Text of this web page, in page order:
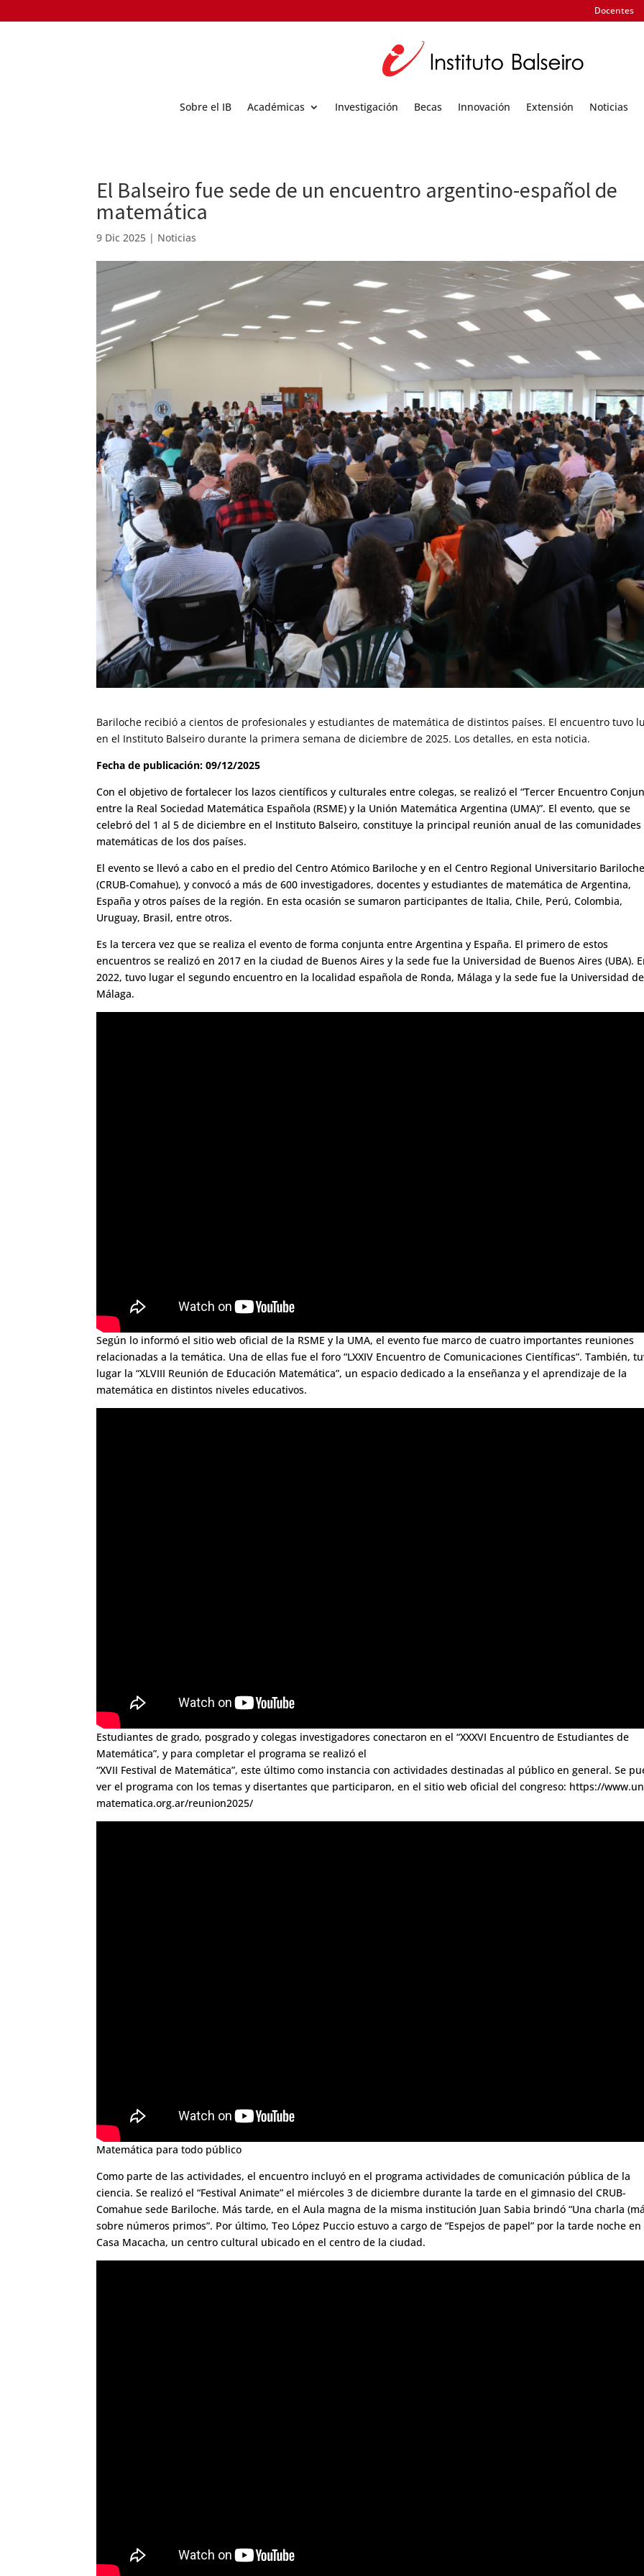
Docentes
Sobre el IB Académicas Investigación Becas Innovación Extensión Noticias
El Balseiro fue sede de un encuentro argentino-español de
matemática
9 Dic 2025 | Noticias
Bariloche recibió a cientos de profesionales y estudiantes de matemática de distintos países. El encuentro tuvo
en el Instituto Balseiro durante la primera semana de diciembre de 2025. Los detalles, en esta noticia.
Fecha de publicación: 09/12/2025
Con el objetivo de fortalecer los lazos científicos y culturales entre colegas, se realizó el “Tercer Encuentro
entre la Real Sociedad Matemática Española (RSME) y la Unión Matemática Argentina (UMA)”. El evento, que se
celebró del 1 al 5 de diciembre en el Instituto Balseiro, constituye la principal reunión anual de las comunidades
matemáticas de los dos países.
El evento se llevó a cabo en el predio del Centro Atómico Bariloche y en el Centro Regional Universitario
(CRUB-Comahue), y convocó a más de 600 investigadores, docentes y estudiantes de matemática de Argentina,
España y otros países de la región. En esta ocasión se sumaron participantes de Italia, Chile, Perú, Colombia,
Uruguay, Brasil, entre otros.
Es la tercera vez que se realiza el evento de forma conjunta entre Argentina y España. El primero de estos
encuentros se realizó en 2017 en la ciudad de Buenos Aires y la sede fue la Universidad de Buenos Aires (UBA).
2022, tuvo lugar el segundo encuentro en la localidad española de Ronda, Málaga y la sede fue la Universidad de
Málaga.
Según lo informó el sitio web oficial de la RSME y la UMA, el evento fue marco de cuatro importantes reuniones
relacionadas a la temática. Una de ellas fue el foro “LXXIV Encuentro de Comunicaciones Científicas”. También,
lugar la “XLVIII Reunión de Educación Matemática”, un espacio dedicado a la enseñanza y el aprendizaje de la
matemática en distintos niveles educativos.
Estudiantes de grado, posgrado y colegas investigadores conectaron en el “XXXVI Encuentro de Estudiantes de
Matemática”, y para completar el programa se realizó el
“XVII Festival de Matemática”, este último como instancia con actividades destinadas al público en general. Se
ver el programa con los temas y disertantes que participaron, en el sitio web oficial del congreso: https://
matematica.org.ar/reunion2025/
Matemática para todo público
Como parte de las actividades, el encuentro incluyó en el programa actividades de comunicación pública de la
ciencia. Se realizó el “Festival Animate” el miércoles 3 de diciembre durante la tarde en el gimnasio del CRUB-
Comahue sede Bariloche. Más tarde, en el Aula magna de la misma institución Juan Sabia brindó “Una charla
sobre números primos”. Por último, Teo López Puccio estuvo a cargo de “Espejos de papel” por la tarde noche en
Casa Macacha, un centro cultural ubicado en el centro de la ciudad.